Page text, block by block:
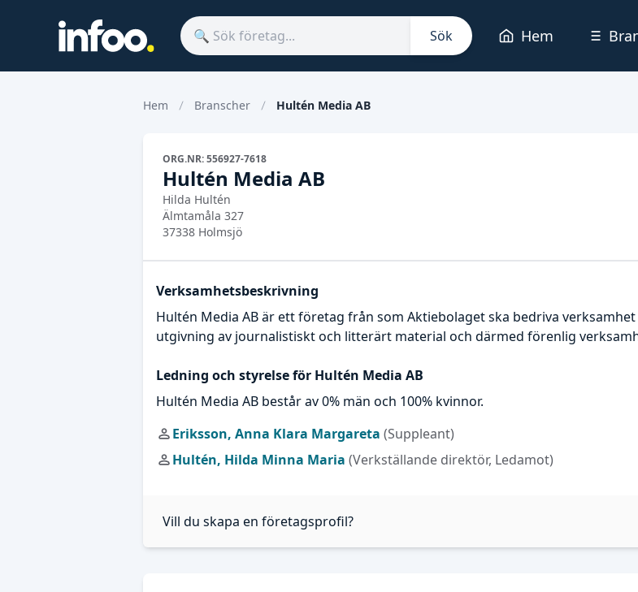
Sök Hem
Hem Branscher Hultén Media AB
ORG.NR: 556927-7618
Hultén Media AB
Hilda Hultén
Älmtamåla 327
37338 Holmsjö
Verksamhetsbeskrivning
Hultén Media AB är ett företag från som Aktiebolaget ska bedriva
utgivning av journalistiskt och litterärt material och därmed förenlig
Ledning och styrelse för Hultén Media AB
Hultén Media AB består av 0% män och 100% kvinnor.
Eriksson, Anna Klara Margareta (Suppleant)
Hultén, Hilda Minna Maria (Verkställande direktör, Ledamot)
Vill du skapa en företagsprofil?